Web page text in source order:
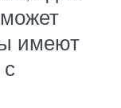
имеют